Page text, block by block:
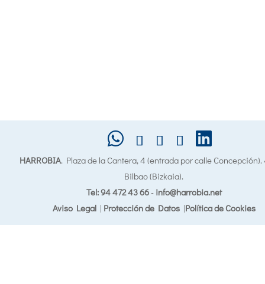
HARROBIA. Plaza de la Cantera, 4 (entrada por calle
Bilbao (Bizkaia).
Tel: 94 472 43 66- info@harrobia.net
Aviso Legal| Protección de Datos|Política de Cookies